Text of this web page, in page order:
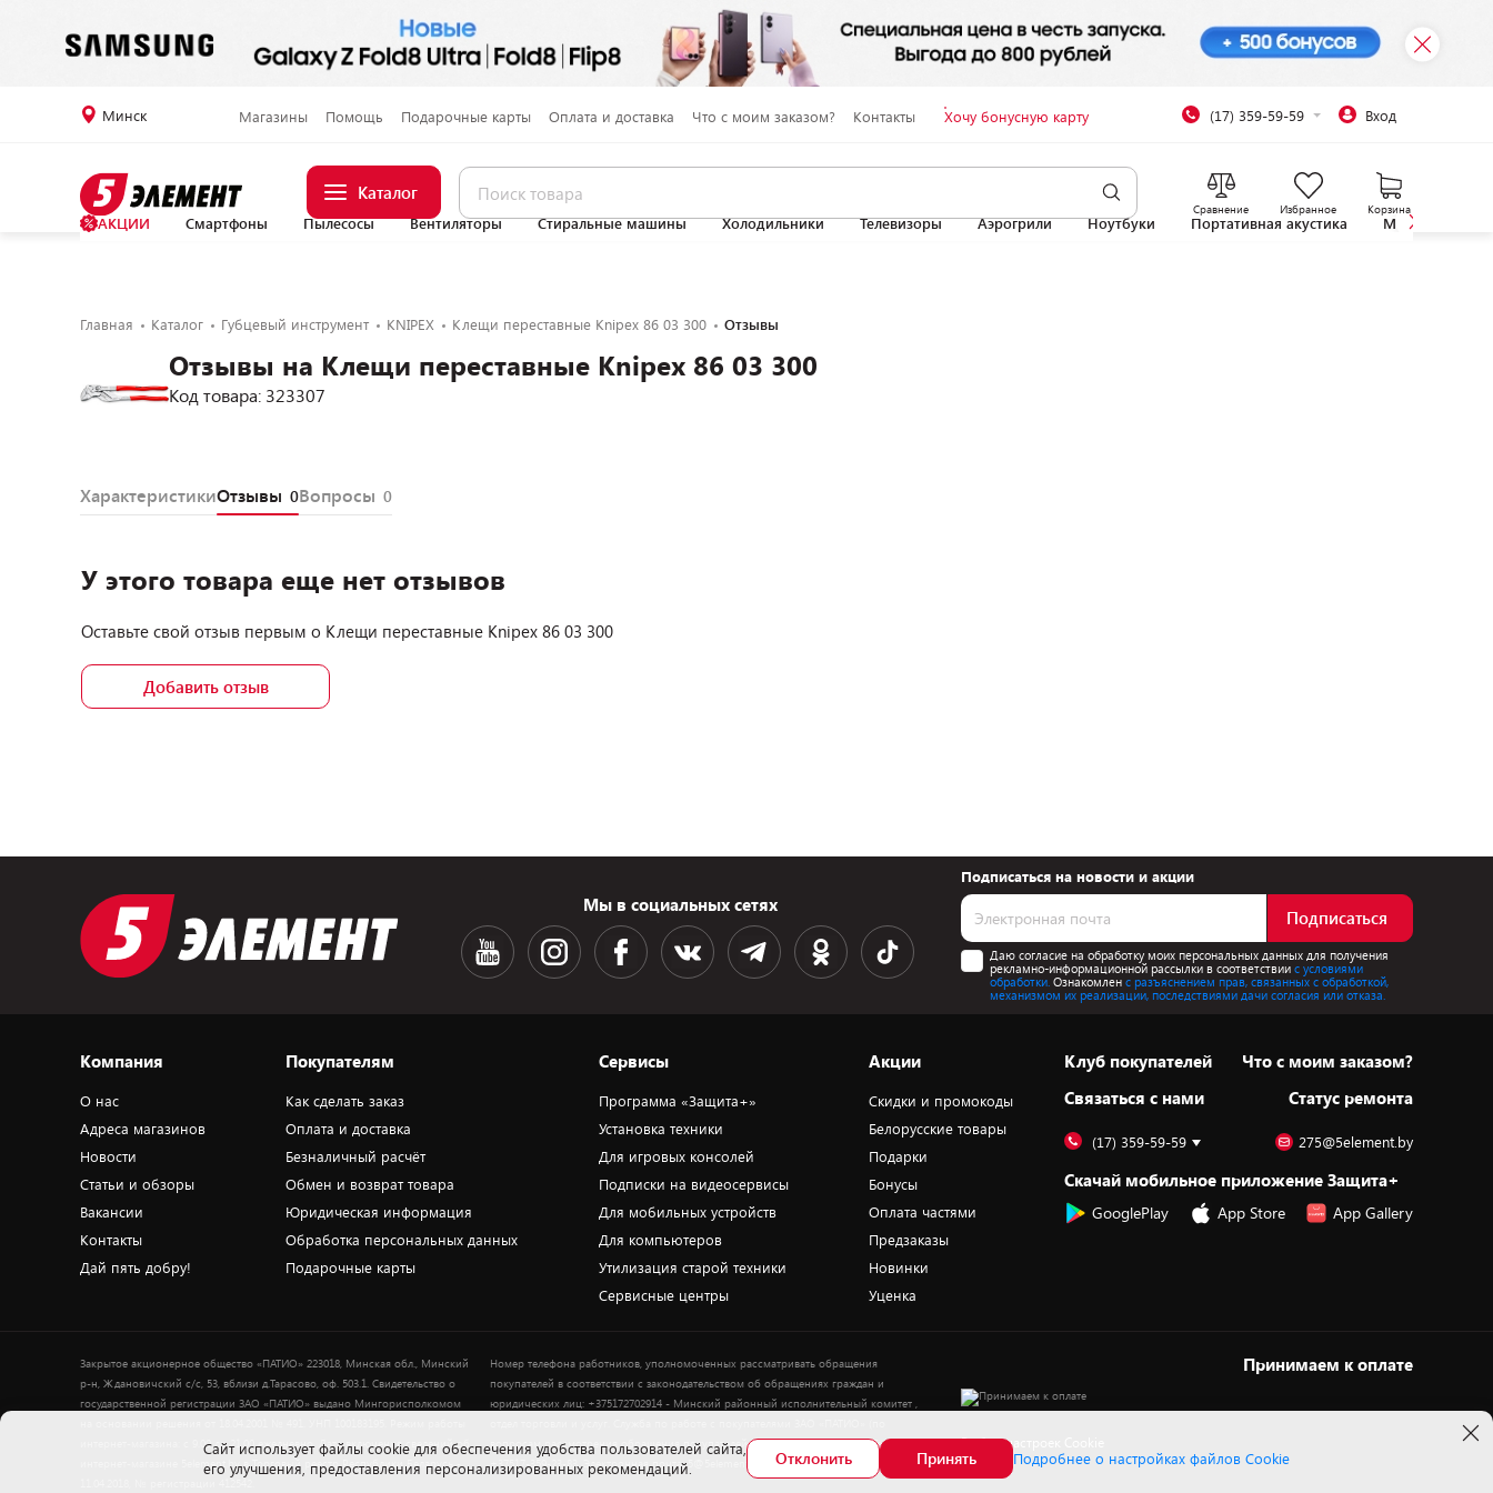
Минск Магазины Помощь Подарочные карты Оплата и доставка Что с моим заказом? Контакты Хочу бонусную карту (17) 359-59-59 Вход
Каталог
Сравнение Избранное Корзина
АКЦИИ Смартфоны Пылесосы Вентиляторы Стиральные машины Холодильники Телевизоры Аэрогрили Ноутбуки Портативная акустика
Главная Каталог Губцевый инструмент KNIPEX Клещи переставные Knipex 86 03 300 Отзывы
Отзывы на Клещи переставные Knipex 86 03 300
Код товара: 323307
ХарактеристикиОтзывы 0Вопросы 0
У этого товара еще нет отзывов
Оставьте свой отзыв первым о Клещи переставные Knipex 86 03 300
Добавить отзыв
Мы в социальных сетях
Подписаться на новости и акции
Подписаться
Даю согласие на обработку моих персональных данных для получения
рекламно-информационной рассылки в соответствиис условиями
обработки. Ознакомлен с разъяснением прав, связанных с обработкой,
механизмом их реализации, последствиями дачи согласия или отказа.
Компания
О нас
Адреса магазинов
Новости
Статьи и обзоры
Вакансии
Контакты
Дай пять добру!
Покупателям
Как сделать заказ
Оплата и доставка
Безналичный расчёт
Обмен и возврат товара
Юридическая информация
Обработка персональных данных
Подарочные карты
Сервисы
Программа «Защита+»
Установка техники
Для игровых консолей
Подписки на видеосервисы
Для мобильных устройств
Для компьютеров
Утилизация старой техники
Сервисные центры
Акции
Скидки и промокоды
Белорусские товары
Подарки
Бонусы
Оплата частями
Предзаказы
Новинки
Уценка
Клуб покупателей
Cвязаться с нами
Что с моим заказом?
Статус ремонта
(17) 359-59-59 275@5element.by
Скачай мобильное приложение Защита+
GooglePlay App Store App Gallery
Закрытое акционерное общество «ПАТИО» 223018, Минская обл., Минский
р-н, Ждановичский с/с, 53, вблизи д.Тарасово, оф. 503.1. Свидетельство о
государственной регистрации ЗАО «ПАТИО» выдано Мингорисполкомом
интернет-магазина: с 9.00 до 21.00 ежедневно. Дата включения сведений об
интернет-магазине 5element.by в Торговый реестр Республики Беларусь -
Номер телефона работников, уполномоченных рассматривать обращения
покупателей в соответствии с законодательством об обращениях граждан и
юридических лиц: +375172702914 - Минский районный исполнительный комитет ,
вопросам рассмотрения обращения покупателей о нарушении их прав): Тел.:
+37517-359-23-83. Электронная почта: 5@5element.by
Принимаем к оплате
Выбор настроек Cookie
Cайт использует файлы cookie для обеспечения удобства пользователей сайта,
его улучшения, предоставления персонализированных рекомендаций.
Отклонить Принять Подробнее о настройках файлов Cookie